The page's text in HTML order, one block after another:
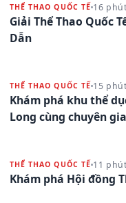
THỂ THAO QUỐC TẾ 16
Giải Thể Thao Quốc
Dẫn
THỂ THAO QUỐC TẾ 15
Khám phá khu thể
Long cùng chuyên gia
THỂ THAO QUỐC TẾ 11
Khám phá Hội đồng